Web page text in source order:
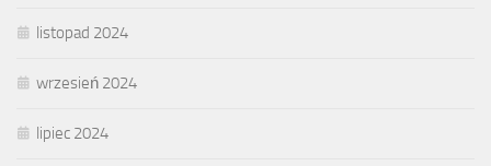
listopad 2024
wrzesień 2024
lipiec 2024